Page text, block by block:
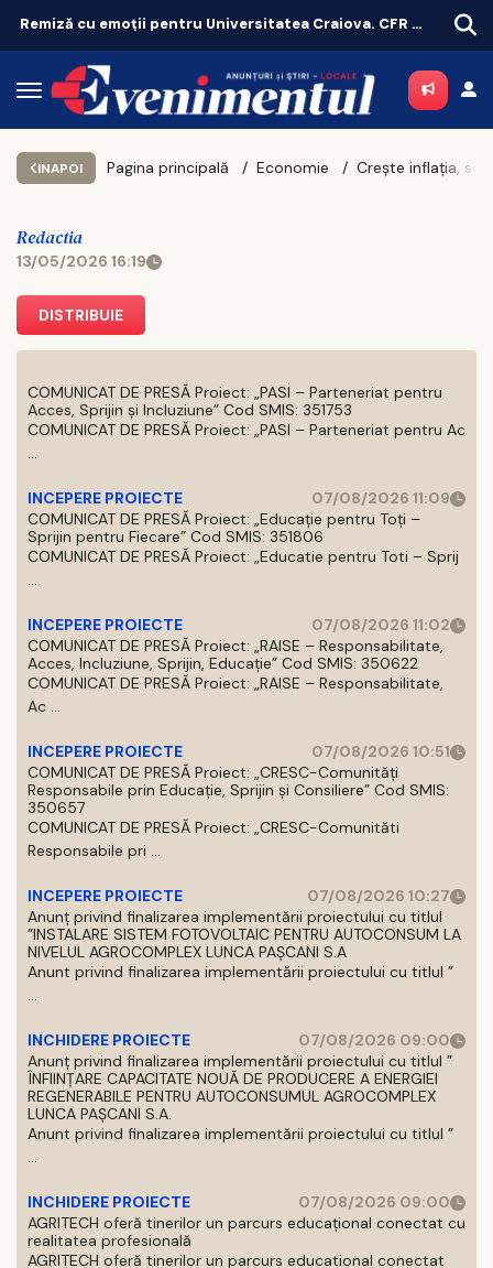
Remiză cu emoții pentru Universitatea Craiova. CFR Cluij, distrusă în Gruia!
INAPOI Pagina principală Economie
Redactia
13/05/2026 16:19
DISTRIBUIE
COMUNICAT DE PRESĂ Proiect: „PASI – Parteneriat pentru
Acces, Sprijin și Incluziune” Cod SMIS: 351753
COMUNICAT DE PRESĂ Proiect: „PASI – Parteneriat pentru Ac
...
INCEPERE PROIECTE
07/08/2026 11:09
COMUNICAT DE PRESĂ Proiect: „Educație pentru Toți –
Sprijin pentru Fiecare” Cod SMIS: 351806
COMUNICAT DE PRESĂ Proiect: „Educatie pentru Toti – Sprij
...
INCEPERE PROIECTE
07/08/2026 11:02
COMUNICAT DE PRESĂ Proiect: „RAISE – Responsabilitate,
Acces, Incluziune, Sprijin, Educație” Cod SMIS: 350622
COMUNICAT DE PRESĂ Proiect: „RAISE – Responsabilitate,
Ac ...
INCEPERE PROIECTE
07/08/2026 10:51
COMUNICAT DE PRESĂ Proiect: „CRESC-Comunități
Responsabile prin Educație, Sprijin și Consiliere” Cod SMIS:
350657
COMUNICAT DE PRESĂ Proiect: „CRESC-Comunităti
Responsabile pri ...
INCEPERE PROIECTE
07/08/2026 10:27
Anunț privind finalizarea implementării proiectului cu titlul
”INSTALARE SISTEM FOTOVOLTAIC PENTRU AUTOCONSUM LA
NIVELUL AGROCOMPLEX LUNCA PAȘCANI S.A
Anunt privind finalizarea implementării proiectului cu titlul ”
...
INCHIDERE PROIECTE
07/08/2026 09:00
Anunț privind finalizarea implementării proiectului cu titlul ”
ÎNFIINȚARE CAPACITATE NOUĂ DE PRODUCERE A ENERGIEI
REGENERABILE PENTRU AUTOCONSUMUL AGROCOMPLEX
LUNCA PAȘCANI S.A.
Anunt privind finalizarea implementării proiectului cu titlul ”
...
INCHIDERE PROIECTE
07/08/2026 09:00
AGRITECH oferă tinerilor un parcurs educațional conectat cu
realitatea profesională
AGRITECH oferă tinerilor un parcurs educational conectat